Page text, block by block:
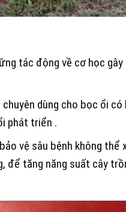
tác động về cơ học
dùng cho bọc ổi
phát triển .
vệ sâu bệnh không thể
để tăng năng suất cây